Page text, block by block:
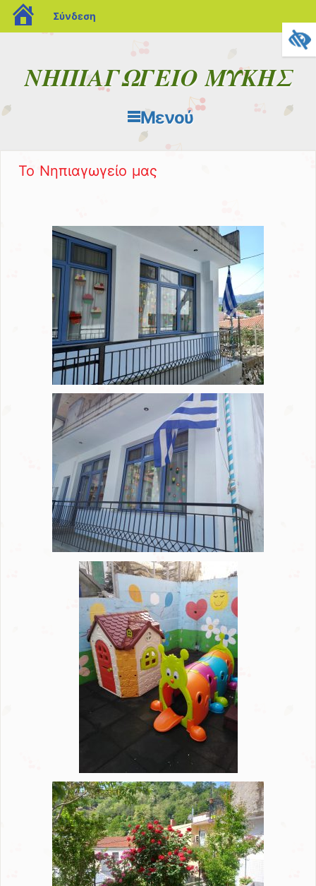
blogs.sch.gr
Σύνδεση
ΝΗΠΙΑΓΩΓΕΙΟ ΜΥΚΗΣ
Μενού
Το Νηπιαγωγείο μας